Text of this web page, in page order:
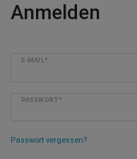
Anmelden
E-MAIL*
PASSWORT*
Passwort vergessen?